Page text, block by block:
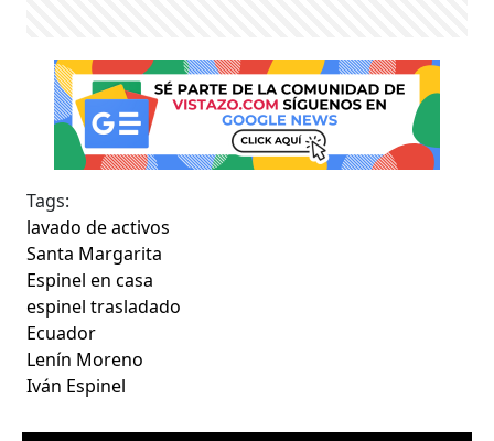
Tags:
lavado de activos
Santa Margarita
Espinel en casa
espinel trasladado
Ecuador
Lenín Moreno
Iván Espinel